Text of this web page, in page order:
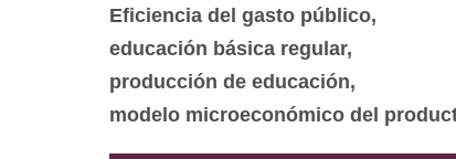
Eficiencia del gasto público,
educación básica regular,
producción de educación,
modelo microeconómico del